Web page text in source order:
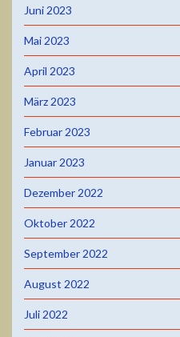
Juni 2023
Mai 2023
April 2023
März 2023
Februar 2023
Januar 2023
Dezember 2022
Oktober 2022
September 2022
August 2022
Juli 2022